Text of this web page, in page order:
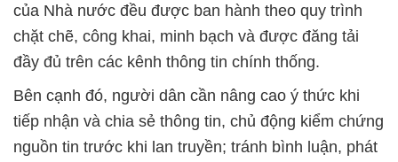
của Nhà nước đều được ban hành theo quy trình
chặt chẽ, công khai, minh bạch và được đăng tải
đầy đủ trên các kênh thông tin chính thống.
Bên cạnh đó, người dân cần nâng cao ý thức khi
tiếp nhận và chia sẻ thông tin, chủ động kiểm chứng
nguồn tin trước khi lan truyền; tránh bình luận, phát